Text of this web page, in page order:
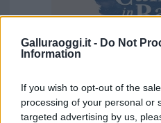
Galluraoggi.it - Do Not
Information
If you wish to opt-out of the
processing of your personal or
targeted advertising by us,
Vuoi rimuovere le